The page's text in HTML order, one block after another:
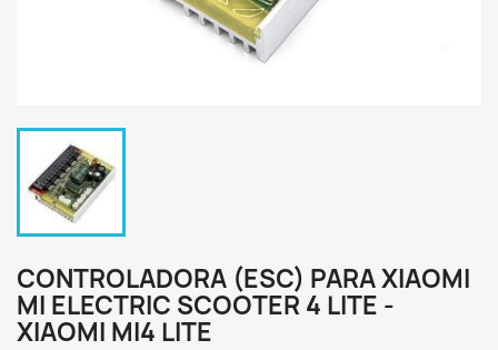
CONTROLADORA (ESC) PARA XIAOMI
MI ELECTRIC SCOOTER 4 LITE -
XIAOMI MI4 LITE